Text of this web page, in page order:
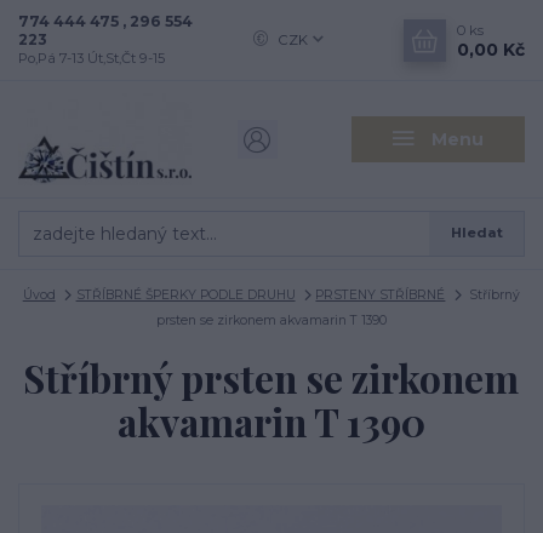
Menu
CZK
Hledat
774 444 475 , 296 554
223
Po,Pá 7-13 Út,St,Čt 9-15
0 ks
0,00 Kč
Úvod STŘÍBRNÉ ŠPERKY PODLE DRUHU PRSTENY STŘÍBRNÉ
Stříbrný
prsten se zirkonem akvamarin T 1390
Stříbrný prsten se zirkonem
akvamarin T 1390